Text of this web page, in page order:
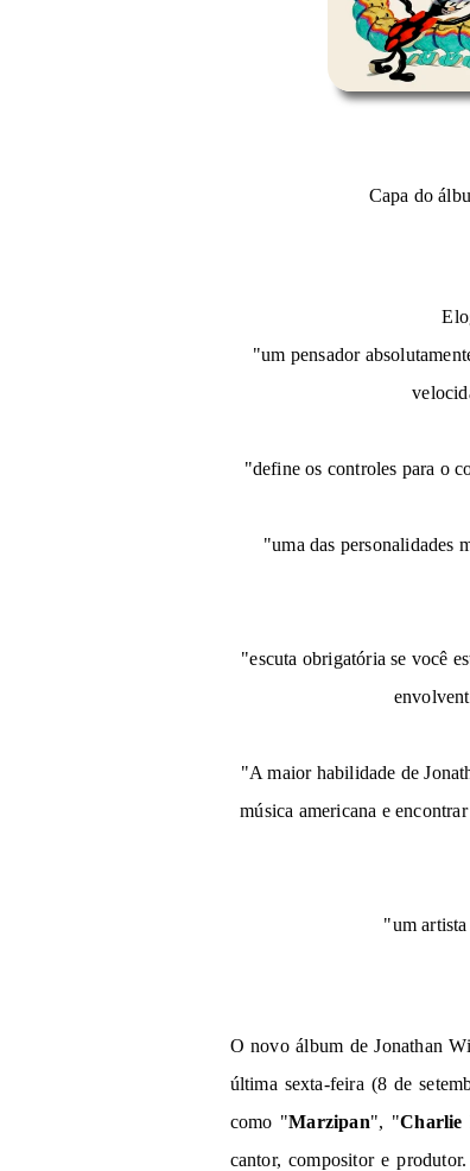
Capa do
"um pensador
"define os controles para o
"uma das personalidades
"escuta obrigatória se você
"A maior habilidade de
música americana e
"um
O novo álbum de Jonathan
última sexta-feira (8 de
como "Marzipan", "Charlie
cantor, compositor e